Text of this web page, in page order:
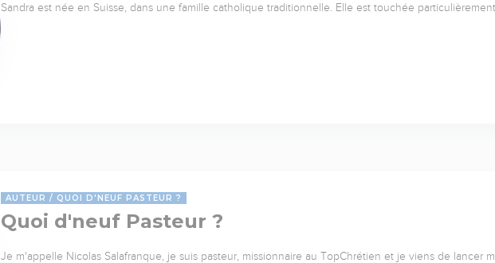
Sandra est née en Suisse, dans une famille catholique traditionnelle. Elle est touchée particulièrement
AUTEUR QUOI D'NEUF PASTEUR ?
Quoi d'neuf Pasteur ?
Je m'appelle Nicolas Salafranque, je suis pasteur, missionnaire au TopChrétien et je viens de lancer